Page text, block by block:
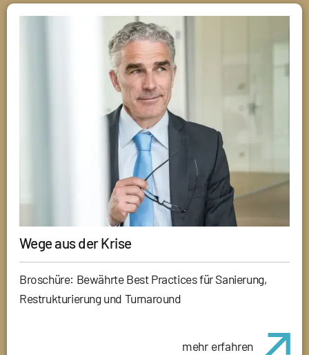
Wege aus der Krise
Broschüre: Bewährte Best Practices für Sanierung,
Restrukturierung und Turnaround
mehr erfahren